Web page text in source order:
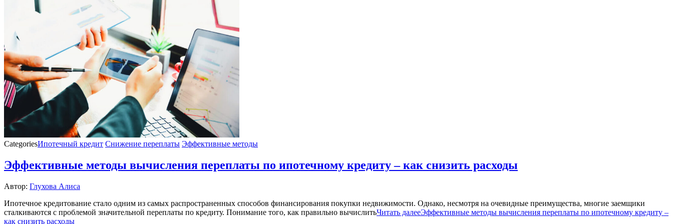
CategoriesИпотечный кредит Снижение переплаты Эффективные методы
Эффективные методы вычисления переплаты по ипотечному кредиту – как снизить расходы
Автор: Глухова Алиса
Ипотечное кредитование стало одним из самых распространенных способов финансирования покупки недвижимости. Однако, несмотря на очевидные преимущества, многие заемщики
сталкиваются с проблемой значительной переплаты по кредиту. Понимание того, как правильно вычислитьЧитать далееЭффективные методы вычисления переплаты по ипотечному кредиту –
как снизить расходы